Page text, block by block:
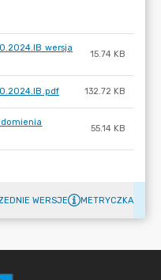
wersja
15.74 KB
132.72 KB
55.14 KB
WERSJE METRYCZKA